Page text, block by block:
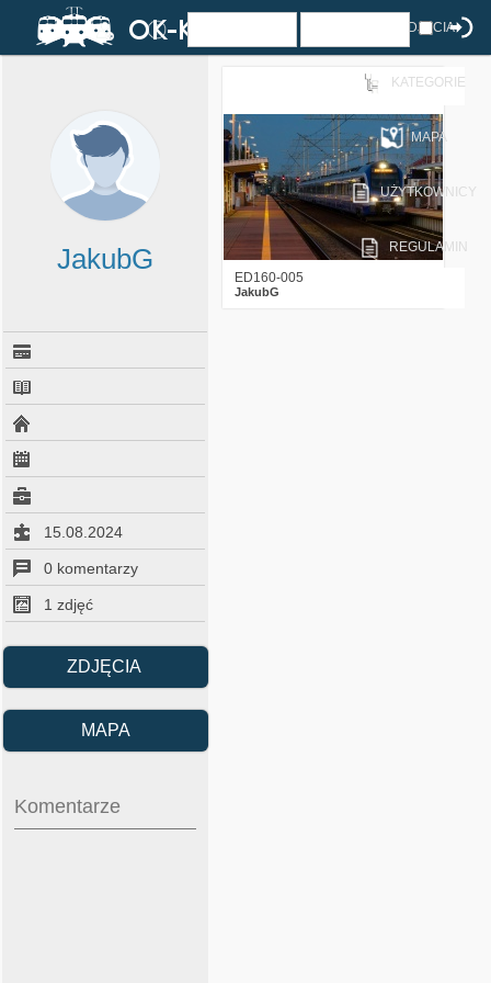
ZDJĘCIA
KATEGORIE
MAPA
UŻYTKOWNICY
REGULAMIN
JakubG
15.08.2024
0 komentarzy
1 zdjęć
ZDJĘCIA
MAPA
Komentarze
9
ED160-005
JakubG